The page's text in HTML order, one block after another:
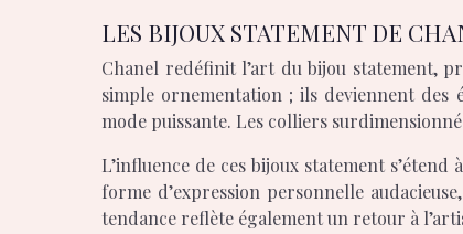
LES BIJOUX STATEMENT DE
Chanel redéfinit l’art du bijou statement,
simple ornementation ; ils deviennent des
mode puissante. Les colliers
L’influence de ces bijoux statement
forme d’expression personnelle
tendance reflète également un retour à